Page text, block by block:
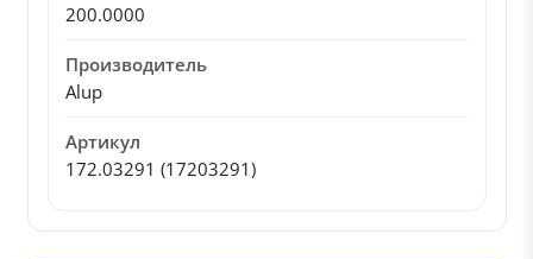
200.0000
Производитель
Alup
Артикул
172.03291 (17203291)